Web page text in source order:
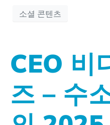
소셜 콘텐츠
CEO 비
즈 – 수